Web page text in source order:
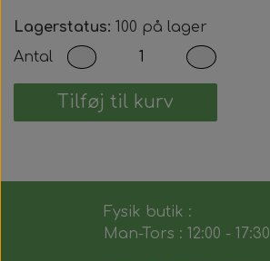
Lagerstatus: 100 på lager
Antal
Tilføj til kurv
Fysik butik :
Man-Tors : 12:00 - 17:30